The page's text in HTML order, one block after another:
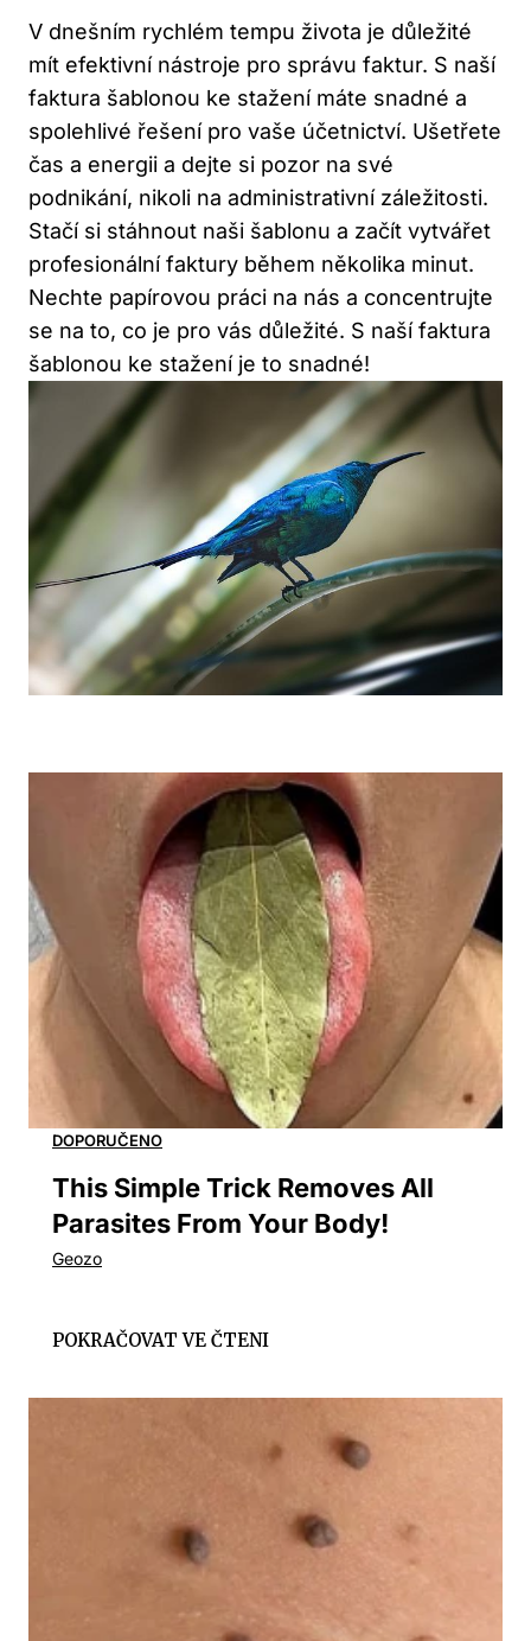
V dnešním rychlém tempu života je ⁢důležité
mít efektivní ⁢nástroje pro správu ‌faktur. S naší
faktura ​šablonou ke stažení máte snadné a
spolehlivé řešení pro vaše účetnictví. Ušetřete
čas⁢ a ​energii‍ a dejte si pozor na své
podnikání, nikoli na​ administrativní záležitosti.
Stačí si stáhnout naši šablonu ‍a začít vytvářet​
profesionální faktury během několika minut.
Nechte papírovou ‍práci na nás​ a concentrujte
se na to, co je pro vás důležité. S‍ naší faktura
šablonou ke stažení je to snadné!
This Simple Trick Removes All
Parasites From Your Body!